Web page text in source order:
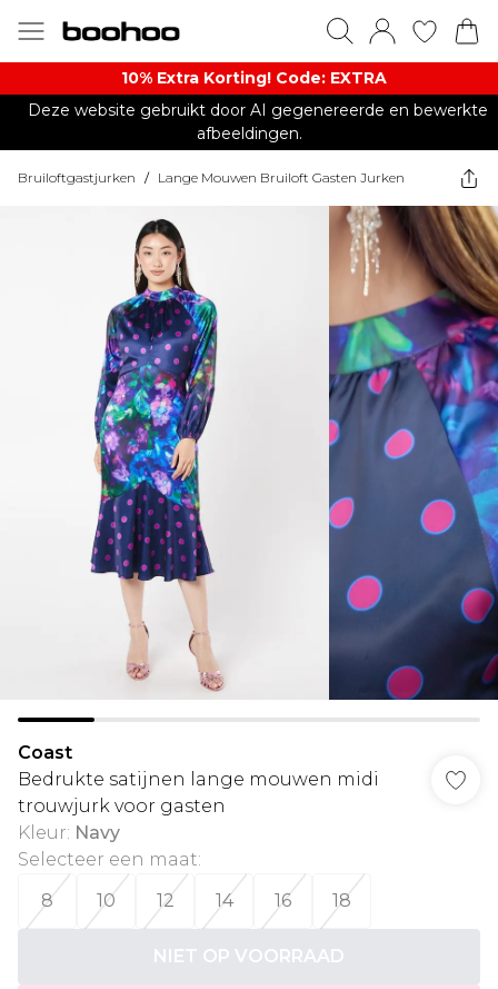
10% Extra Korting! Code: EXTRA​
Deze website gebruikt door AI gegenereerde en bewerkte
afbeeldingen.
Bruiloftgastjurken / Lange Mouwen Bruiloft Gasten Jurken
Coast
Bedrukte satijnen lange mouwen midi
trouwjurk voor gasten
Kleur: Navy
Selecteer een maat:
8
10 12 14 16 18
NIET OP VOORRAAD